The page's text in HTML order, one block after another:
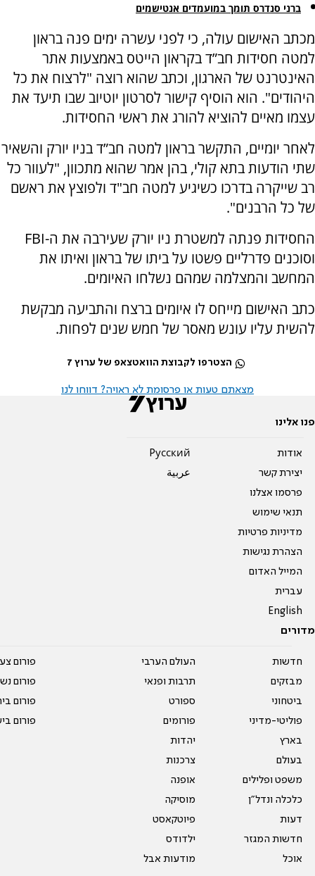
ברני סנדרס תומך במועמדים אנטישמים
מכתב האישום עולה, כי לפני עשרה ימים פנה בראון
למטה חסידות חב”ד בקראון הייטס באמצעות אתר
האינטרנט של הארגון, וכתב שהוא רוצה "לרצוח את כל
היהודים". הוא הוסיף קישור לסרטון יוטיוב שבו תיעד את
עצמו מאיים להוציא להורג את ראשי החסידות.
לאחר יומיים, התקשר בראון למטה חב”ד בניו יורק והשאיר
שתי הודעות בתא קולי, בהן אמר שהוא מתכוון, "לעוור כל
רב שייקרה בדרכו כשיגיע למטה חב"ד ולפוצץ את ראשם
של כל הרבנים".
החסידות פנתה למשטרת ניו יורק שעירבה את ה-FBI
וסוכנים פדרליים פשטו על ביתו של בראון ואיתו את
המחשב והמצלמה שמהם נשלחו האיומים.
כתב האישום מייחס לו איומים ברצח והתביעה מבקשת
להשית עליו עונש מאסר של חמש שנים לפחות.
הצטרפו לקבוצת הוואטצאפ של ערוץ 7
מצאתם טעות או פרסומת לא ראויה? דווחו לנו
פנו אלינו
אודות
יצירת קשר
פרסמו אצלנו
תנאי שימוש
מדיניות פרטיות
הצהרת נגישות
המייל האדום
עברית
English
Pусский
عربية
מדורים
חדשות
מבזקים
ביטחוני
פוליטי-מדיני
בארץ
בעולם
משפט ופלילים
כלכלה ונדל"ן
דעות
חדשות המגזר
אוכל
העולם הערבי
תרבות ופנאי
ספורט
פורומים
יהדות
צרכנות
אופנה
מוסיקה
פיוטקאסט
ילדודס
מודעות אבל
פורום
פורום
פורום
פורום